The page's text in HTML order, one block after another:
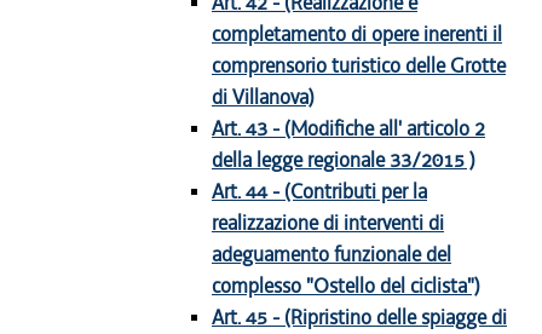
completamento di opere inerenti il
comprensorio turistico delle Grotte
di Villanova)
Art. 43 - (Modifiche all' articolo 2
della legge regionale 33/2015 )
Art. 44 - (Contributi per la
realizzazione di interventi di
adeguamento funzionale del
complesso "Ostello del ciclista")
Art. 45 - (Ripristino delle spiagge di